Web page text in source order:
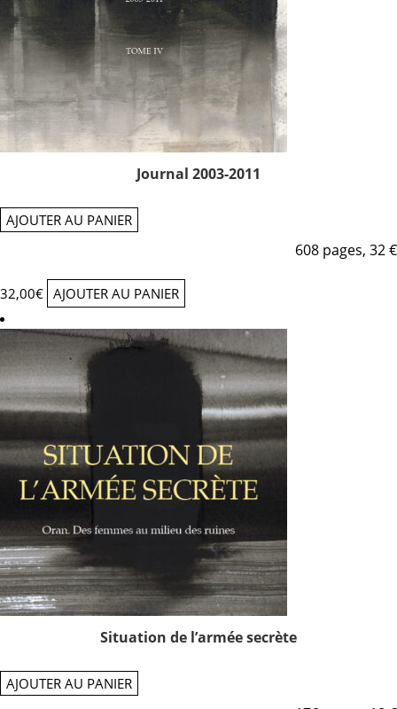
Journal 2003-2011
AJOUTER AU PANIER
608 pages, 32 €
32,00€ AJOUTER AU PANIER
Situation de l’armée secrète
AJOUTER AU PANIER